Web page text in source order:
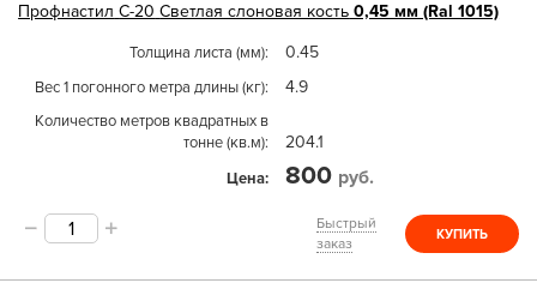
Профнастил С-20 Светлая слоновая кость 0,45 мм (Ral 1015)
Толщина листа (мм) 0.45
Вес 1 погонного метра длины (кг) 4.9
Количество метров квадратных в
тонне (кв.м)
204.1
Цена 800 руб.
Быстрый
заказ
КУПИТЬ